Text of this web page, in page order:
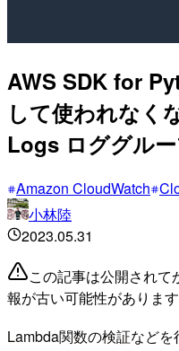
AWS SDK for
して使われなく
Logs ロググル
Amazon CloudWatch
小林陸
2023.05.31
この記事は公開され
報が古い可能性がありま
Lambda関数の検証など